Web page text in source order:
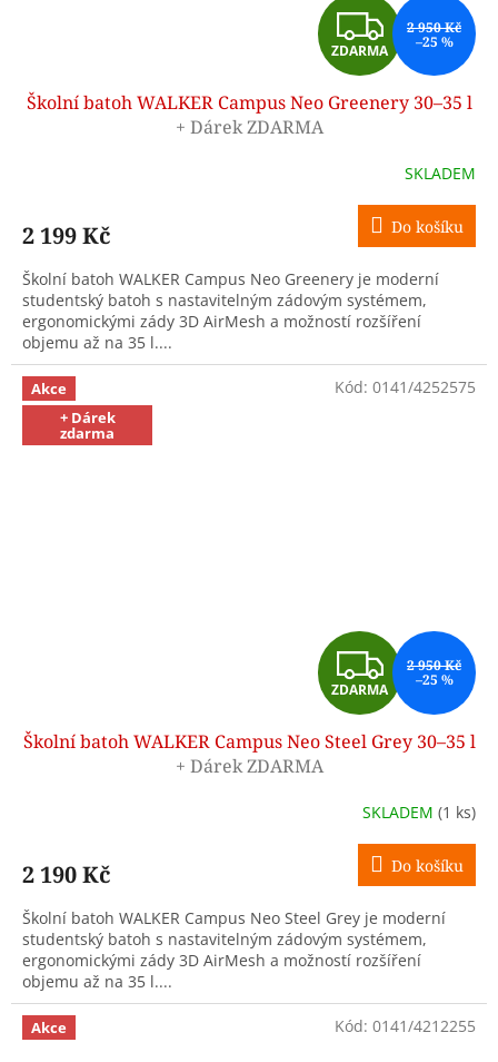
Z
D
A
R
M
A
ZDARMA
2 950 Kč
–25 %
Školní batoh WALKER Campus Neo Greenery 30–35 l
+ Dárek ZDARMA
SKLADEM
2 199 Kč Do košíku
Školní batoh WALKER Campus Neo Greenery je moderní
studentský batoh s nastavitelným zádovým systémem,
ergonomickými zády 3D AirMesh a možností rozšíření
objemu až na 35 l....
Akce
+ Dárek
zdarma
Z
D
A
R
M
A
ZDARMA
2 950 Kč
–25 %
Školní batoh WALKER Campus Neo Steel Grey 30–35 l
+ Dárek ZDARMA
SKLADEM (1 ks)
2 190 Kč Do košíku
Školní batoh WALKER Campus Neo Steel Grey je moderní
studentský batoh s nastavitelným zádovým systémem,
ergonomickými zády 3D AirMesh a možností rozšíření
objemu až na 35 l....
Kód: 0141/4252575
Akce Kód: 0141/4212255